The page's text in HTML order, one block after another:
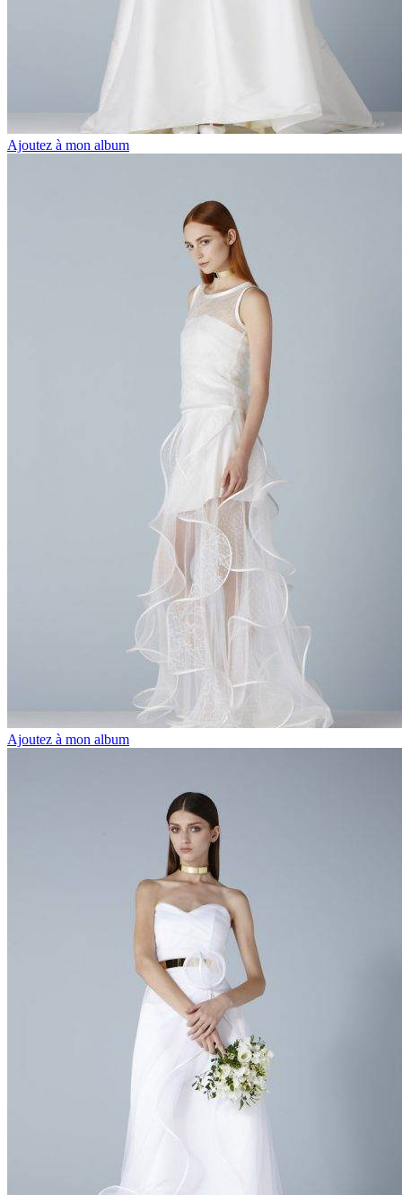
Ajoutez à mon album
Ajoutez à mon album